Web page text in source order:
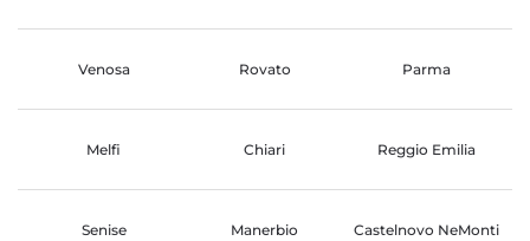
Venosa Rovato Parma
Melfi Chiari Reggio Emilia
Senise Manerbio Castelnovo NeMonti